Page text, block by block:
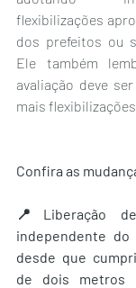
flexibilizações
dos prefeitos ou
Ele também
avaliação deve
mais
Confira as
📍Liberação
independente do
desde que
de dois metros